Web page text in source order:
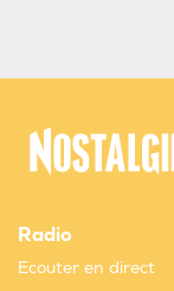
Radio
Ecouter en direct